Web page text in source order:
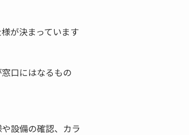
が決まっています
口にはなるもの
設備の確認、カラ